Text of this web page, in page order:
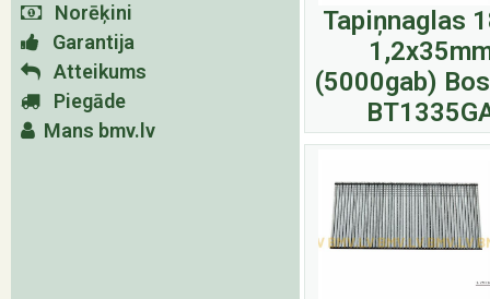
Norēķini
Garantija
Atteikums
Piegāde
Mans bmv.lv
Tapiņnaglas
(5000gab)